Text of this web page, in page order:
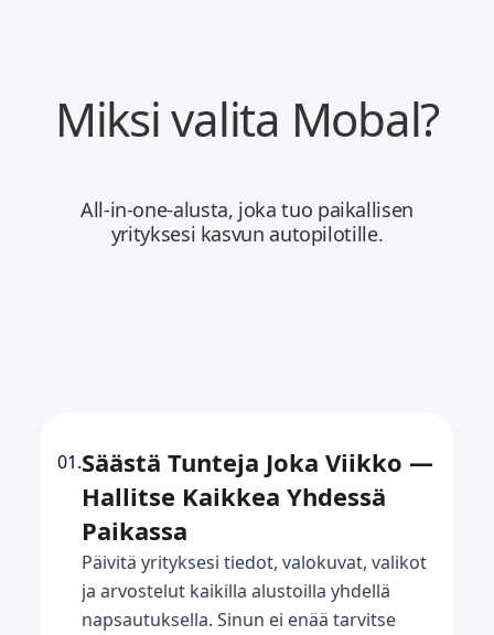
Miksi valita Mobal?
All-in-one-alusta, joka tuo paikallisen
yrityksesi kasvun autopilotille.
01.Säästä Tunteja Joka Viikko —
Hallitse Kaikkea Yhdessä
Paikassa
Päivitä yrityksesi tiedot, valokuvat, valikot
ja arvostelut kaikilla alustoilla yhdellä
napsautuksella. Sinun ei enää tarvitse